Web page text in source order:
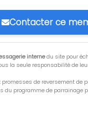
Contacter ce
internedu site pour
la seule responsabilité de
de reversement de
du programme de parrainage